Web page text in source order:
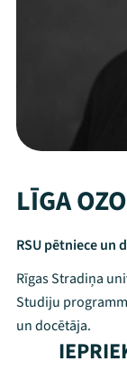
LĪGA
RSU pētniece un
Rīgas Stradiņa
Studiju
un docētāja.